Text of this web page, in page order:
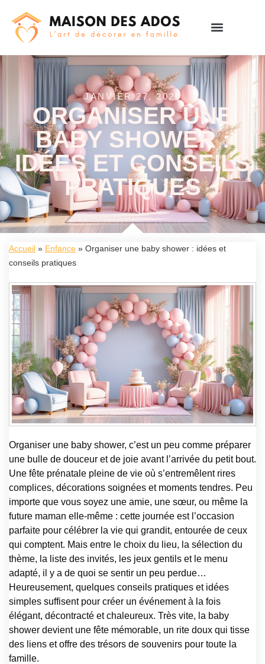
JANVIER 27, 2026
ORGANISER UNE
BABY SHOWER :
IDÉES ET CONSEILS
PRATIQUES
Accueil » Enfance » Organiser une baby shower : idées et
conseils pratiques
Organiser une baby shower, c’est un peu comme préparer
une bulle de douceur et de joie avant l’arrivée du petit bout.
Une fête prénatale pleine de vie où s’entremêlent rires
complices, décorations soignées et moments tendres. Peu
importe que vous soyez une amie, une sœur, ou même la
future maman elle-même : cette journée est l’occasion
parfaite pour célébrer la vie qui grandit, entourée de ceux
qui comptent. Mais entre le choix du lieu, la sélection du
thème, la liste des invités, les jeux gentils et le menu
adapté, il y a de quoi se sentir un peu perdue…
Heureusement, quelques conseils pratiques et idées
simples suffisent pour créer un événement à la fois
élégant, décontracté et chaleureux. Très vite, la baby
shower devient une fête mémorable, un rite doux qui tisse
des liens et offre des trésors de souvenirs pour toute la
famille.